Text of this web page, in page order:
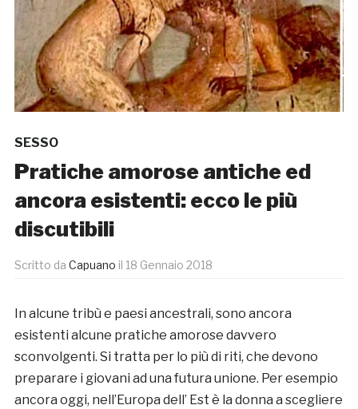
SESSO
Pratiche amorose antiche ed
ancora esistenti: ecco le più
discutibili
Scritto da Capuano il 18 Gennaio 2018
In alcune tribù e paesi ancestrali, sono ancora
esistenti alcune pratiche amorose davvero
sconvolgenti. Si tratta per lo più di riti, che devono
preparare i giovani ad una futura unione. Per esempio
ancora oggi, nell’Europa dell’ Est è la donna a scegliere